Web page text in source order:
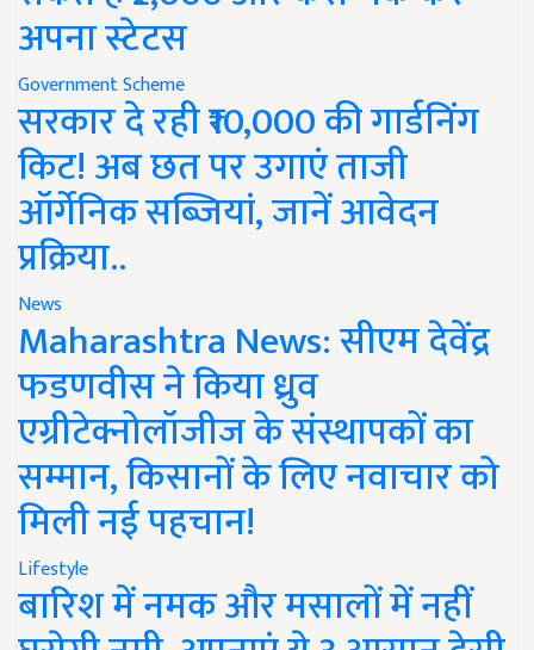
अपना स्टेटस
Government Scheme
सरकार दे रही ₹10,000 की गार्डनिंग
किट! अब छत पर उगाएं ताजी
ऑर्गेनिक सब्जियां, जानें आवेदन
प्रक्रिया..
News
Maharashtra News: सीएम देवेंद्र
फडणवीस ने किया ध्रुव
एग्रीटेक्नोलॉजीज के संस्थापकों का
सम्मान, किसानों के लिए नवाचार को
मिली नई पहचान!
Lifestyle
बारिश में नमक और मसालों में नहीं